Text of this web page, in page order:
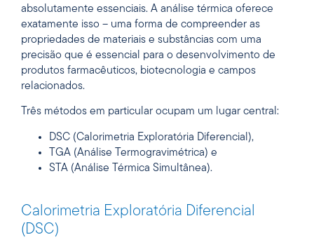
absolutamente essenciais. A análise térmica oferece
exatamente isso – uma forma de compreender as
propriedades de materiais e substâncias com uma
precisão que é essencial para o desenvolvimento de
produtos farmacêuticos, biotecnologia e campos
relacionados.
Três métodos em particular ocupam um lugar central:
DSC (Calorimetria Exploratória Diferencial),
TGA (Análise Termogravimétrica) e
STA (Análise Térmica Simultânea).
Calorimetria Exploratória Diferencial
(DSC)